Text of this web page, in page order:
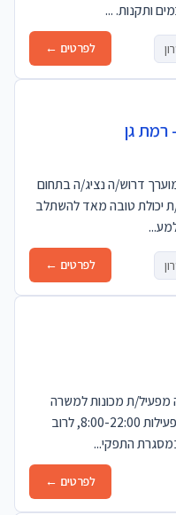
ותקנות. ...
לפרטים ←
רמת גן
דרוש/ה נציג/ה בתחום
יכולת טובה מאד להשתלב
לפרטים ←
מפעיל/ת מכונות למשרה
מלאה במשמרות בראשון לציון. שעות הפעילות 8:00-22:00, לרוב
התפקי...
לפרטים ←